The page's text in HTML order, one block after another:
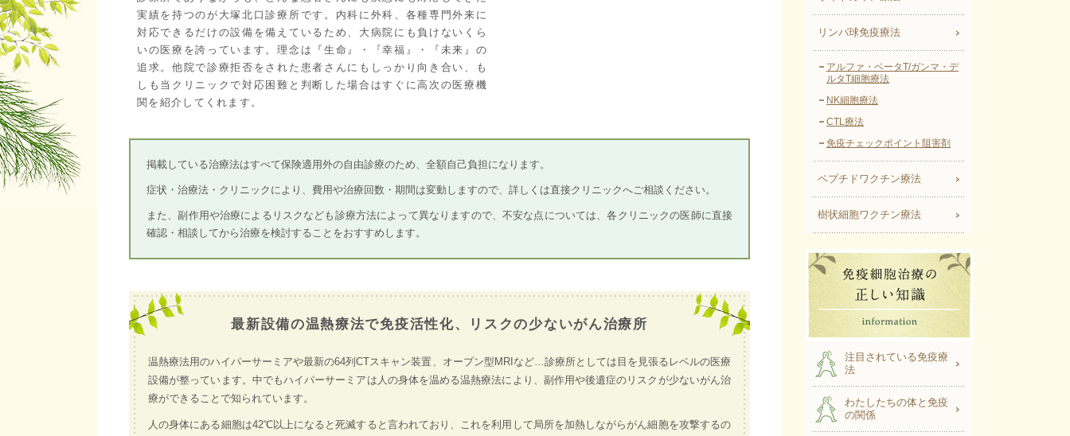
実績を持つのが大塚北口診療所です。内科に外科、各種専門外来に
対応できるだけの設備を備えているため、大病院にも負けないくら
いの医療を誇っています。理念は『生命』・『幸福』・『未来』の
追求。他院で診療拒否をされた患者さんにもしっかり向き合い、も
しも当クリニックで対応困難と判断した場合はすぐに高次の医療機
関を紹介してくれます。
掲載している治療法はすべて保険適用外の自由診療のため、全額自己負担になります。
症状・治療法・クリニックにより、費用や治療回数・期間は変動しますので、詳しくは直接クリニックへご相談ください。
また、副作用や治療によるリスクなども診療方法によって異なりますので、不安な点については、各クリニックの医師に直接
確認・相談してから治療を検討することをおすすめします。
最新設備の温熱療法で免疫活性化、リスクの少ないがん治療所
温熱療法用のハイパーサーミアや最新の64列CTスキャン装置、オープン型MRIなど…診療所としては目を見張るレベルの医療
設備が整っています。中でもハイパーサーミアは人の身体を温める温熱療法により、副作用や後遺症のリスクが少ないがん治
療ができることで知られています。
人の身体にある細胞は42℃以上になると死滅すると言われており、これを利用して局所を加熱しながらがん細胞を攻撃するの
リンパ球免疫療法
アルファ・ベータT/ガンマ・デ
ルタT細胞療法
NK細胞療法
CTL療法
免疫チェックポイント阻害剤
ペプチドワクチン療法
樹状細胞ワクチン療法
注目されている免疫療
法
わたしたちの体と免疫
の関係